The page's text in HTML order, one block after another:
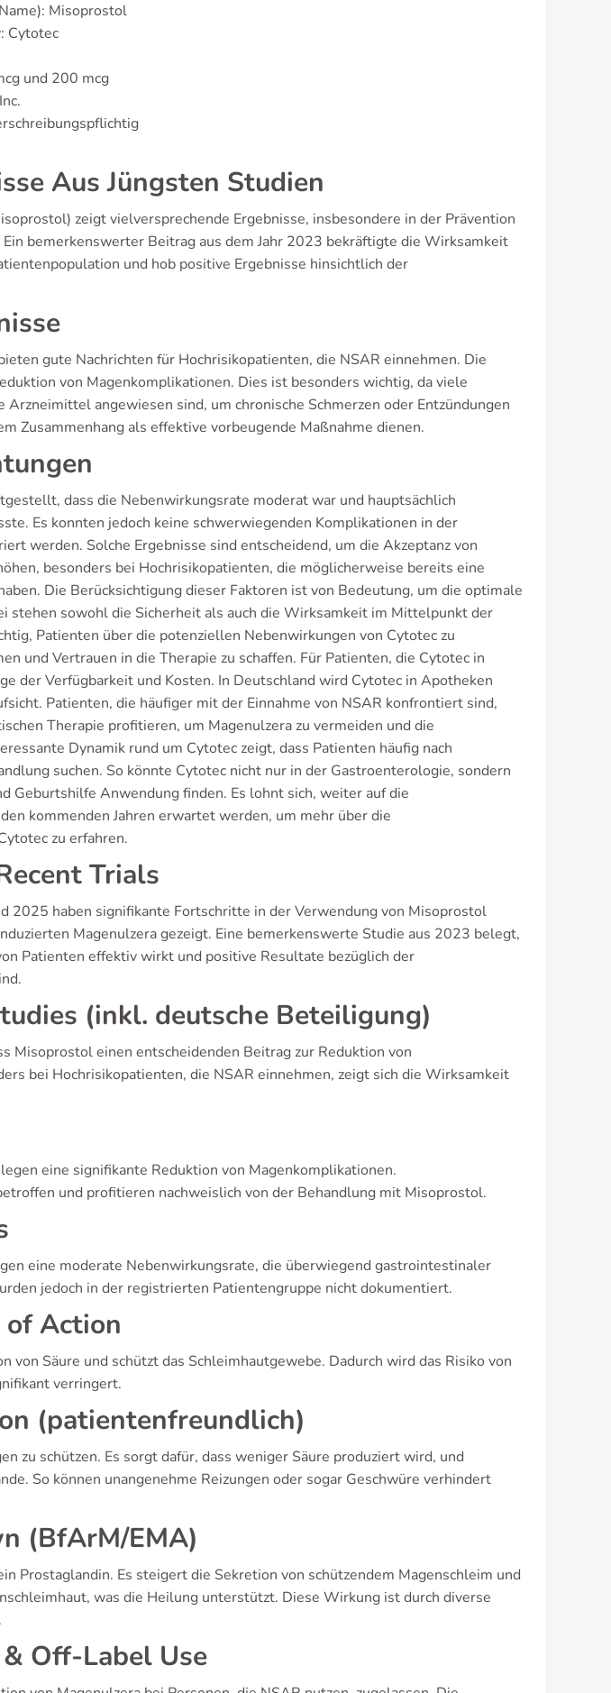
Misoprostol
Cytotec
und 200 mcg
Aus Jüngsten Studien
zeigt vielversprechende Ergebnisse, insbesondere in der Prävention
bemerkenswerter Beitrag aus dem Jahr 2023 bekräftigte die Wirksamkeit
und hob positive Ergebnisse hinsichtlich der
gute Nachrichten für Hochrisikopatienten, die NSAR einnehmen. Die
von Magenkomplikationen. Dies ist besonders wichtig, da viele
angewiesen sind, um chronische Schmerzen oder Entzündungen
Zusammenhang als effektive vorbeugende Maßnahme dienen.
dass die Nebenwirkungsrate moderat war und hauptsächlich
Es konnten jedoch keine schwerwiegenden Komplikationen in der
werden. Solche Ergebnisse sind entscheidend, um die Akzeptanz von
besonders bei Hochrisikopatienten, die möglicherweise bereits eine
Die Berücksichtigung dieser Faktoren ist von Bedeutung, um die optimale
stehen sowohl die Sicherheit als auch die Wirksamkeit im Mittelpunkt der
Patienten über die potenziellen Nebenwirkungen von Cytotec zu
und Vertrauen in die Therapie zu schaffen. Für Patienten, die Cytotec in
der Verfügbarkeit und Kosten. In Deutschland wird Cytotec in Apotheken
Patienten, die häufiger mit der Einnahme von NSAR konfrontiert sind,
Therapie profitieren, um Magenulzera zu vermeiden und die
Dynamik rund um Cytotec zeigt, dass Patienten häufig nach
suchen. So könnte Cytotec nicht nur in der Gastroenterologie, sondern
Geburtshilfe Anwendung finden. Es lohnt sich, weiter auf die
kommenden Jahren erwartet werden, um mehr über die
zu erfahren.
Trials
2025 haben signifikante Fortschritte in der Verwendung von Misoprostol
Magenulzera gezeigt. Eine bemerkenswerte Studie aus 2023 belegt,
Patienten effektiv wirkt und positive Resultate bezüglich der
(inkl. deutsche Beteiligung)
Misoprostol einen entscheidenden Beitrag zur Reduktion von
bei Hochrisikopatienten, die NSAR einnehmen, zeigt sich die Wirksamkeit
eine signifikante Reduktion von Magenkomplikationen.
und profitieren nachweislich von der Behandlung mit Misoprostol.
eine moderate Nebenwirkungsrate, die überwiegend gastrointestinaler
jedoch in der registrierten Patientengruppe nicht dokumentiert.
of Action
von Säure und schützt das Schleimhautgewebe. Dadurch wird das Risiko von
verringert.
(patientenfreundlich)
zu schützen. Es sorgt dafür, dass weniger Säure produziert wird, und
So können unangenehme Reizungen oder sogar Geschwüre verhindert
(BfArM/EMA)
Prostaglandin. Es steigert die Sekretion von schützendem Magenschleim und
was die Heilung unterstützt. Diese Wirkung ist durch diverse
Off-Label Use